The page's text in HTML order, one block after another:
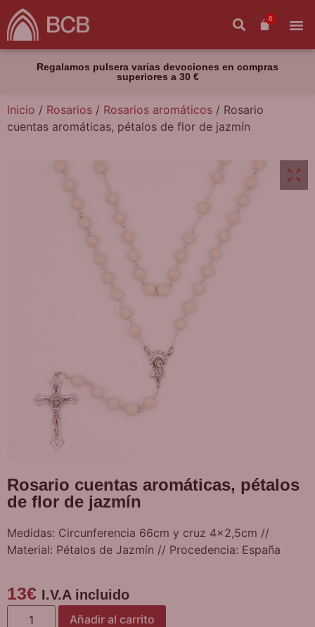
0
Regalamos pulsera varias devociones en compras
superiores a 30 €
Inicio / Rosarios / Rosarios aromáticos / Rosario
cuentas aromáticas, pétalos de flor de jazmín
Rosario cuentas aromáticas, pétalos
de flor de jazmín
Medidas: Circunferencia 66cm y cruz 4×2,5cm //
Material: Pétalos de Jazmín // Procedencia: España
13€ I.V.A incluido
Añadir al carrito